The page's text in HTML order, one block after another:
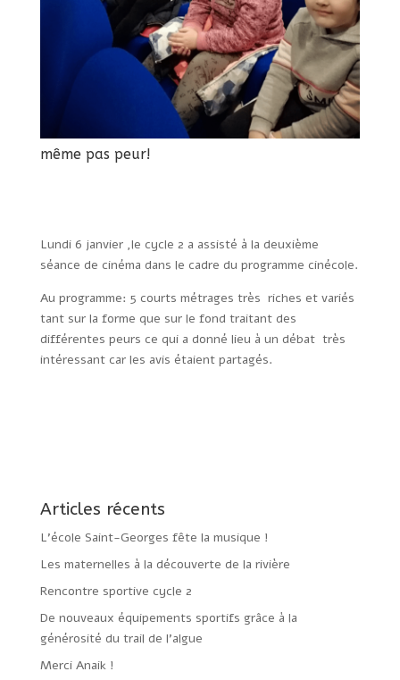
même pas peur!
Lundi 6 janvier ,le cycle 2 a assisté à la deuxième
séance de cinéma dans le cadre du programme cinécole.
Au programme: 5 courts métrages très riches et variés
tant sur la forme que sur le fond traitant des
différentes peurs ce qui a donné lieu à un débat très
intéressant car les avis étaient partagés.
Articles récents
L’école Saint-Georges fête la musique !
Les maternelles à la découverte de la rivière
Rencontre sportive cycle 2
De nouveaux équipements sportifs grâce à la
générosité du trail de l’algue
Merci Anaik !